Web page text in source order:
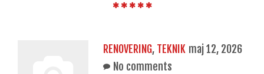
RENOVERING, TEKNIK maj 12, 2026
No comments